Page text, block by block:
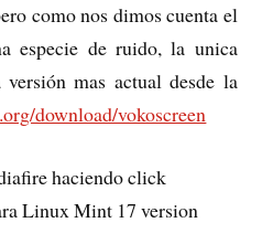
como nos dimos cuenta el
especie de ruido, la unica
mas actual desde la
download/vokoscreen
haciendo click
Linux Mint 17 version